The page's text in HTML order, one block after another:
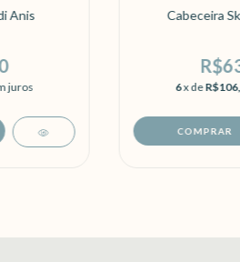
Anis
juros
Cabeceira
6x de